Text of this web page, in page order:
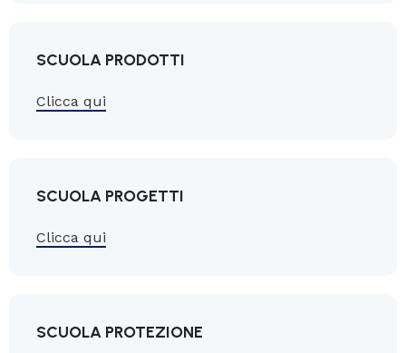
SCUOLA PRODOTTI
Clicca qui
SCUOLA PROGETTI
Clicca qui
SCUOLA PROTEZIONE